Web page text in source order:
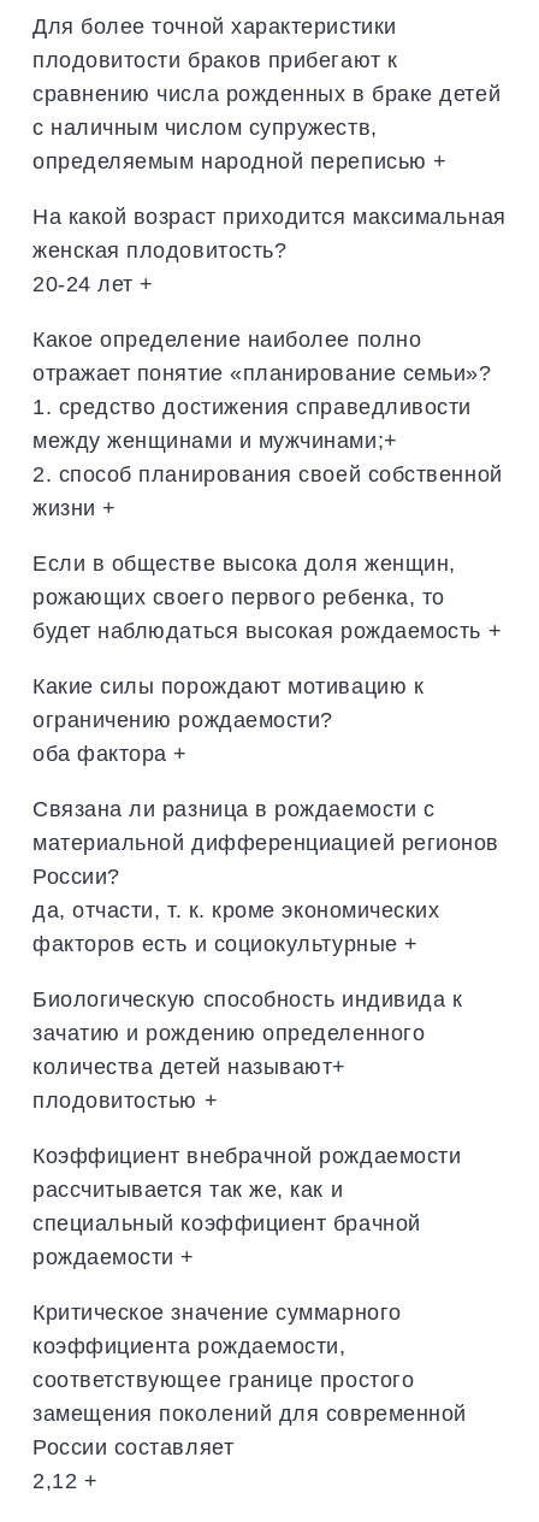
Для более точной характеристики
плодовитости браков прибегают к
сравнению числа рожденных в браке детей
с наличным числом супружеств,
определяемым народной переписью +
На какой возраст приходится максимальная
женская плодовитость?
20-24 лет +
Какое определение наиболее полно
отражает понятие «планирование семьи»?
1. средство достижения справедливости
между женщинами и мужчинами;+
2. способ планирования своей собственной
жизни +
Если в обществе высока доля женщин,
рожающих своего первого ребенка, то
будет наблюдаться высокая рождаемость +
Какие силы порождают мотивацию к
ограничению рождаемости?
оба фактора +
Связана ли разница в рождаемости с
материальной дифференциацией регионов
России?
да, отчасти, т. к. кроме экономических
факторов есть и социокультурные +
Биологическую способность индивида к
зачатию и рождению определенного
количества детей называют+
плодовитостью +
Коэффициент внебрачной рождаемости
рассчитывается так же, как и
специальный коэффициент брачной
рождаемости +
Критическое значение суммарного
коэффициента рождаемости,
соответствующее границе простого
замещения поколений для современной
России составляет
2,12 +